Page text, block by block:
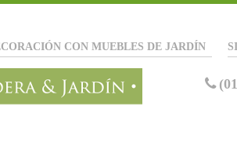
CON MUEBLES DE JARDÍN